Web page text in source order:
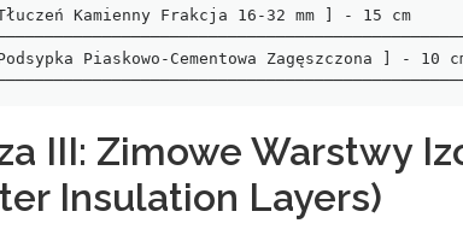
III: Zimowe Warstwy
Insulation Layers)